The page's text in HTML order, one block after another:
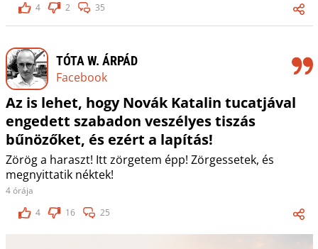
4
2 35
TÓTA W. ÁRPÁD
Facebook
Az is lehet, hogy Novák Katalin tucatjával
engedett szabadon veszélyes tiszás
bűnözőket, és ezért a lapítás!
Zörög a haraszt! Itt zörgetem épp! Zörgessetek, és
megnyittatik néktek!
4 órája
4
16 25